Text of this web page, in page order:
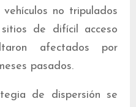
no tripulados
de difícil acceso
afectados por
pasados.
de dispersión se